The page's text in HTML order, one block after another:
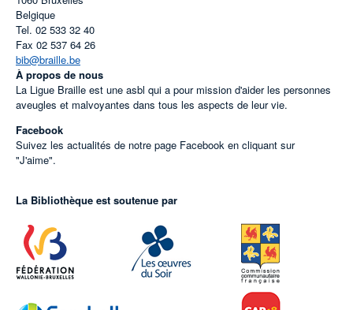
Belgique
Tel. 02 533 32 40
Fax 02 537 64 26
bib@braille.be
À propos de nous
La Ligue Braille est une asbl qui a pour mission d'aider les personnes
aveugles et malvoyantes dans tous les aspects de leur vie.
Facebook
Suivez les actualités de notre page Facebook en cliquant sur
"J'aime".
La Bibliothèque est soutenue par